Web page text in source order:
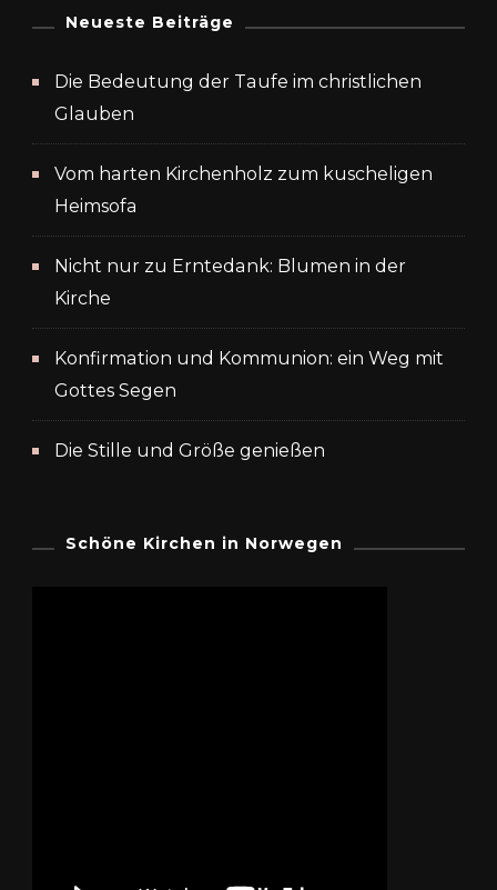
Neueste Beiträge
Die Bedeutung der Taufe im christlichen
Glauben
Vom harten Kirchenholz zum kuscheligen
Heimsofa
Nicht nur zu Erntedank: Blumen in der
Kirche
Konfirmation und Kommunion: ein Weg mit
Gottes Segen
Die Stille und Größe genießen
Schöne Kirchen in Norwegen